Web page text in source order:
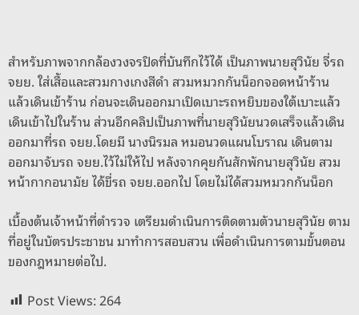
สำหรับภาพจากกล้องวงจรปิดที่บันทึกไว้ได้ เป็นภาพนายสุวินัย จี่รถ
จยย. ใส่เสืัอและสวมกางเกงสีดำ สวมหมวกกันน็อกจอดหน้าร้าน
แล้วเดินเข้าร้าน ก่อนจะเดินออกมาเปิดเบาะรถหยิบของใต้เบาะแล้ว
เดินเข้าไปในร้าน ส่วนอีกคลิปเป็นภาพที่นายสุวินัยนวดเสร็จแล้วเดิน
ออกมาที่รถ จยย.โดยมี นางนิรมล หมอนวดแผนโบราณ เดินตาม
ออกมาจับรถ จยย.ไว้ไม่ให้ไป หลังจากคุยกันสักพักนายสุวินัย สวม
หน้ากากอนามัย ได้ขี่รถ จยย.ออกไป โดยไม่ได้สวมหมวกกันน็อก
เบื้องต้นเจ้าหน้าที่ตำรวจ เตรียมดำเนินการติดตามตัวนายสุวินัย ตาม
ที่อยู่ในบัตรประชาชน มาทำการสอบสวน เพื่อดำเนินการตามขั้นตอน
ของกฎหมายต่อไป.
Post Views:264